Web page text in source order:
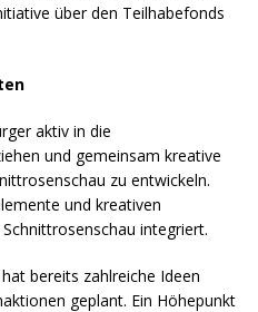
über den Teilhabefonds
aktiv in die
und gemeinsam kreative
zu entwickeln.
und kreativen
integriert.
bereits zahlreiche Ideen
geplant. Ein Höhepunkt